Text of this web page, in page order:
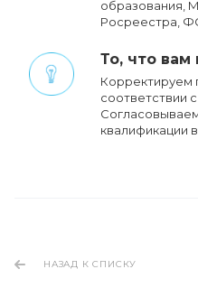
образования,
Росреестра,
То, что вам
Корректируем
соответствии
квалификации
НАЗАД К СПИСКУ